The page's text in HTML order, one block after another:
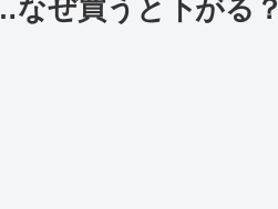
なぜ買うと下がる？